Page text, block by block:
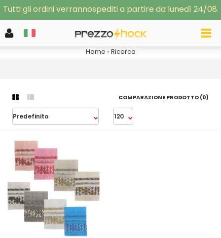
Tutti gli ordini verrannospediti a partire da lunedì 24/08.
RICERCA
Home Ricerca
COMPARAZIONE PRODOTTO (0)